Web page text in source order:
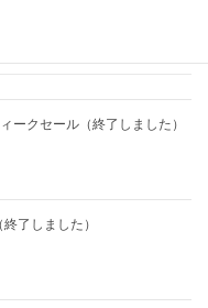
ークセール（終了しました）
了しました）